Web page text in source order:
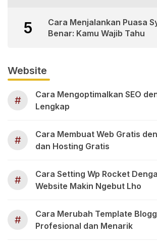
5
Cara Menjalankan Puasa
Benar: Kamu Wajib Tahu
Website
#
Cara Mengoptimalkan SEO
Lengkap
#
Cara Membuat Web Gratis
dan Hosting Gratis
#
Cara Setting Wp Rocket
Website Makin Ngebut Lho
#
Cara Merubah Template
Profesional dan Menarik